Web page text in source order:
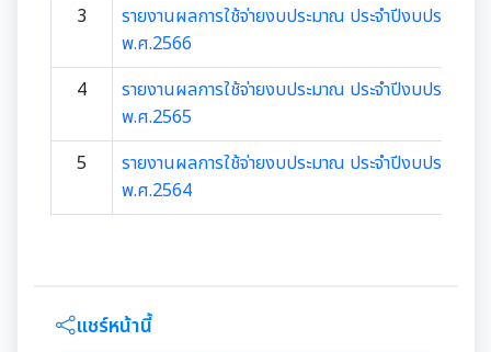
รายงานผลการดำเนินงานประจำปี
มุม KM การจัดการความรู้
มาตรฐานกำหนดตำแหน่ง
สรุปผลการประชุม ก.จ. ก.ท. และ ก.อบต.
มติ ก.ท.จ.เชียงใหม่
สวัสดิการพนักงานส่วนท้องถิ่น
การให้บริการประชาชน
คู่มือหรือแนวทางการขอรับบริการสำหรับประชาชน
ข้อมูลสถิติการให้บริการ
E-SERVICE
เทศบัญญัติงบประมาณรายจ่าย
3
รายงานผลการใช้จ่ายงบประมาณ ประจำปีงบประมาณ
พ.ศ.2566
4
รายงานผลการใช้จ่ายงบประมาณ ประจำปีงบประมาณ
พ.ศ.2565
5
รายงานผลการใช้จ่ายงบประมาณ ประจำปีงบประมาณ
พ.ศ.2564
แชร์หน้านี้